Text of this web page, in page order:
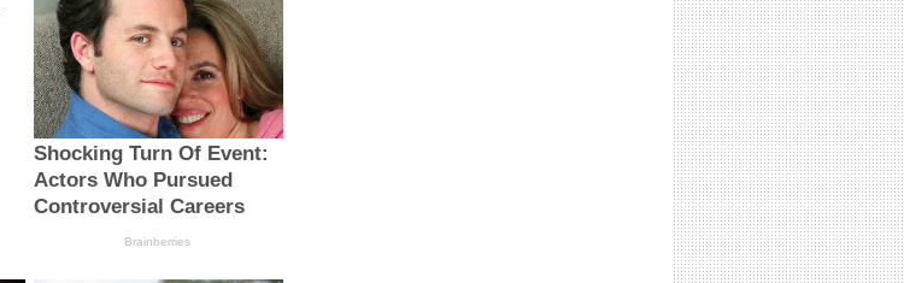
Shocking Turn Of Event:
Actors Who Pursued
Controversial Careers
Brainberries